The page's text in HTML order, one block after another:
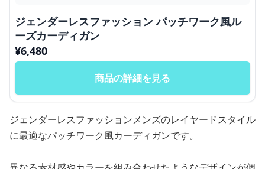
ジェンダーレスファッション パッチワーク風ル
ーズカーディガン
¥6,480
商品の詳細を見る
ジェンダーレスファッションメンズのレイヤードスタイル
に最適なパッチワーク風カーディガンです。